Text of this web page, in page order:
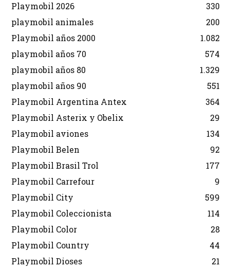
Playmobil 2026
330
playmobil animales
200
Playmobil años 2000
1.082
playmobil años 70
574
playmobil años 80
1.329
playmobil años 90
551
Playmobil Argentina Antex
364
Playmobil Asterix y Obelix
29
Playmobil aviones
134
Playmobil Belen
92
Playmobil Brasil Trol
177
Playmobil Carrefour
9
Playmobil City
599
Playmobil Coleccionista
114
Playmobil Color
28
Playmobil Country
44
Playmobil Dioses
21